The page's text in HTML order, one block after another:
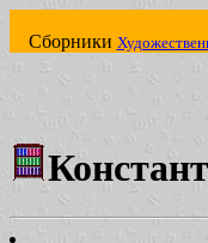
Сборники